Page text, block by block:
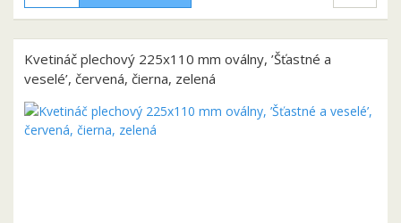
Kvetináč plechový 225x110 mm oválny, ’Šťastné a
veselé’, červená, čierna, zelená